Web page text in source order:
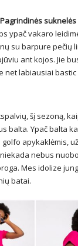
Pagrindinės
ypač vakaro
su barpure pečių
ant kojos. Jie
net labiausiai
šį sezoną,
balta. Ypač balta
apykaklėmis,
nebus
Mes idolize
batai.